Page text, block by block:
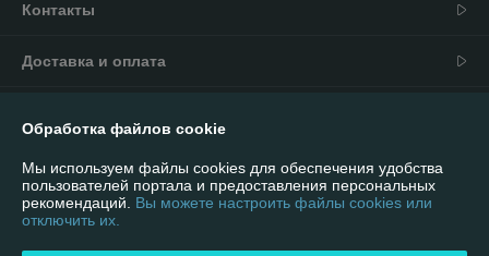
Контакты
Доставка и оплата
Полная версия сайта
Политика обработки cookies
Обработка файлов cookie
Мы используем файлы cookies для обеспечения удобства
пользователей портала и предоставления персональных
рекомендаций. Вы можете настроить файлы cookies или
отключить их.